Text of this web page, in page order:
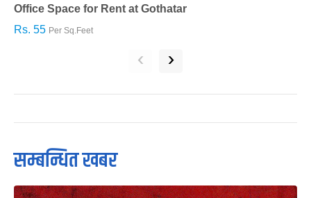
Office Space for Rent at Gothatar
Rs. 55 Per Sq.Feet
‹ ›
सम्बन्धित खबर